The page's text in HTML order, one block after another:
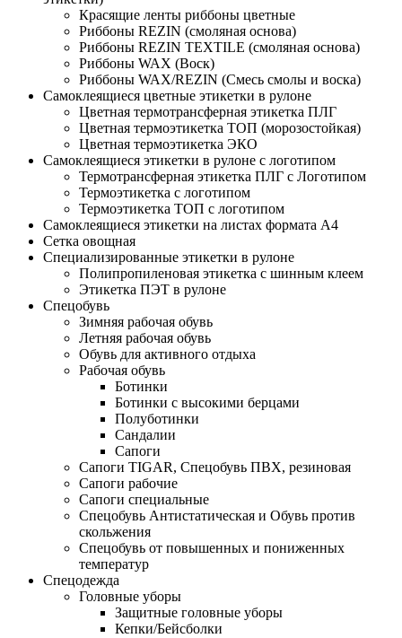
Красящие ленты риббоны цветные
Риббоны REZIN (смоляная основа)
Риббоны REZIN TEXTILE (смоляная основа)
Риббоны WAX (Воск)
Риббоны WAX/REZIN (Смесь смолы и воска)
Самоклеящиеся цветные этикетки в рулоне
Цветная термотрансферная этикетка ПЛГ
Цветная термоэтикетка ТОП (морозостойкая)
Цветная термоэтикетка ЭКО
Самоклеящиеся этикетки в рулоне с логотипом
Термотрансферная этикетка ПЛГ с Логотипом
Термоэтикетка с логотипом
Термоэтикетка ТОП с логотипом
Самоклеящиеся этикетки на листах формата А4
Сетка овощная
Специализированные этикетки в рулоне
Полипропиленовая этикетка с шинным клеем
Этикетка ПЭТ в рулоне
Спецобувь
Зимняя рабочая обувь
Летняя рабочая обувь
Обувь для активного отдыха
Рабочая обувь
Ботинки
Ботинки с высокими берцами
Полуботинки
Сандалии
Сапоги
Сапоги TIGAR, Спецобувь ПВХ, резиновая
Сапоги рабочие
Сапоги специальные
Спецобувь Антистатическая и Обувь против
скольжения
Спецобувь от повышенных и пониженных
температур
Спецодежда
Головные уборы
Защитные головные уборы
Кепки/Бейсболки